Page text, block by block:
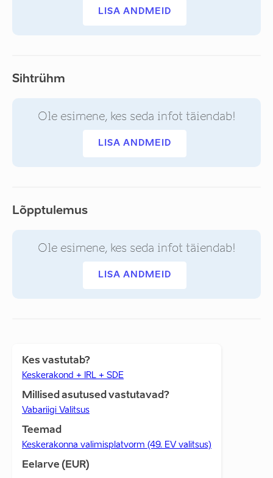
LISA ANDMEID
Sihtrühm
Ole esimene, kes seda infot täiendab!
LISA ANDMEID
Lõpptulemus
Ole esimene, kes seda infot täiendab!
LISA ANDMEID
Kes vastutab?
Keskerakond + IRL + SDE
Millised asutused vastutavad?
Vabariigi Valitsus
Teemad
Keskerakonna valimisplatvorm (49. EV valitsus)
Eelarve (EUR)